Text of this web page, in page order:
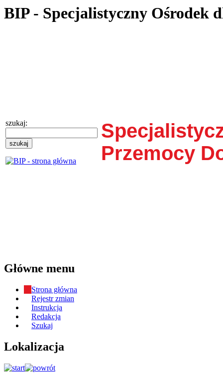
BIP - Specjalistyczny Ośrodek
szukaj:
Przemocy
Główne menu
Strona główna
Rejestr zmian
Instrukcja
Redakcja
Szukaj
Lokalizacja